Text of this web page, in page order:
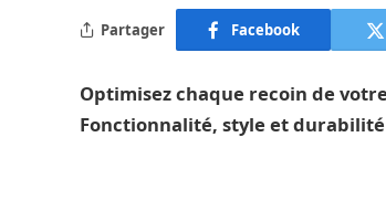
Partager Facebook
Optimisez chaque recoin de
Fonctionnalité, style et durabilité